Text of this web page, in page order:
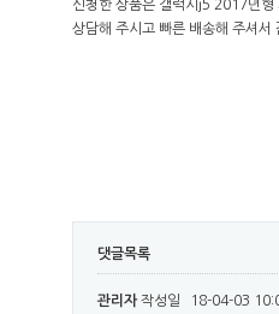
신청한 상품은 갤럭시j5 2017년형
상담해 주시고 빠른 배송해 주셔
댓글목록
관리자작성일
18-04-03